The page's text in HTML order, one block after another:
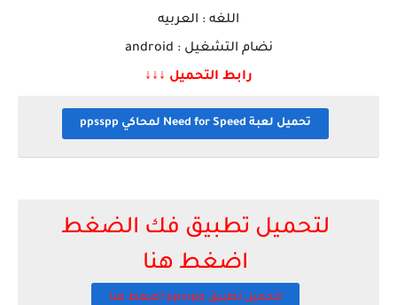
اللغه : العربيه
نضام التشغيل : android
رابط التحميل ↓↓↓
تحميل لعبة Need for Speed لمحاكي ppsspp
لتحميل تطبيق فك الضغط
اضغط هنا
لتحميل تطبيق ppsspp اضغط هنا